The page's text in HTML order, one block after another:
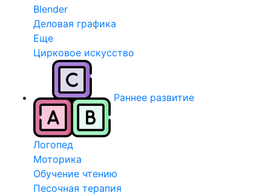
Blender
Деловая графика
Еще
Цирковое искусство
Раннее развитие
Логопед
Моторика
Обучение чтению
Песочная терапия